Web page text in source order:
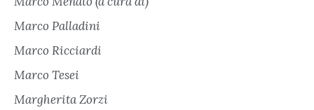
Marco Palladini
Marco Ricciardi
Marco Tesei
Margherita Zorzi